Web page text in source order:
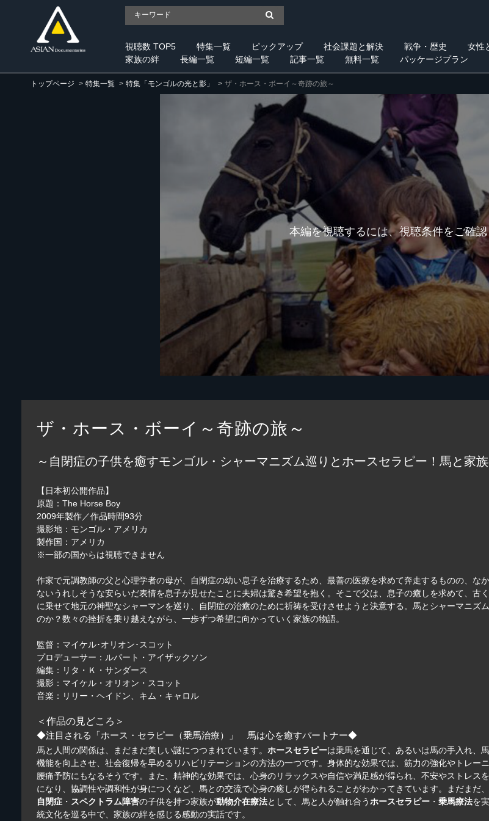
視聴数 TOP5 特集一覧 ピックアップ 社会課題と解決 戦争・歴史 女性
家族の絆
長編一覧 短編一覧 記事一覧 無料一覧 パッケージプラン
トップページ 特集一覧 特集「モンゴルの光と影」 ザ・ホース・ボーイ～奇跡の旅～
本編を視聴するには、視聴条件をご確
ザ・ホース・ボーイ～奇跡の旅～
～自閉症の子供を癒すモンゴル・シャーマニズム巡りとホースセラピー！馬と家
【日本初公開作品】
原題：The Horse Boy
2009年製作／作品時間93分
撮影地：モンゴル・アメリカ
製作国：アメリカ
※一部の国からは視聴できません
作家で元調教師の父と心理学者の母が、自閉症の幼い息子を治療するため、最善の医療を求めて奔走するものの、
ないうれしそうな安らいだ表情を息子が見せたことに夫婦は驚き希望を抱く。そこで父は、息子の癒しを求めて、
に乗せて地元の神聖なシャーマンを巡り、自閉症の治癒のために祈祷を受けさせようと決意する。馬とシャーマニ
のか？数々の挫折を乗り越えながら、一歩ずつ希望に向かっていく家族の物語。
監督：マイケル･オリオン･スコット
プロデューサー：ルパート・アイザックソン
編集：リタ・Ｋ・サンダース
撮影：マイケル・オリオン・スコット
音楽：リリー・ヘイドン、キム・キャロル
＜作品の見どころ＞
◆注目される「ホース・セラピー（乗馬治療）」 馬は心を癒すパートナー◆
馬と人間の関係は、まだまだ美しい謎につつまれています。ホースセラピーは乗馬を通じて、あるいは馬の手入れ、
機能を向上させ、社会復帰を早めるリハビリテーションの方法の一つです。身体的な効果では、筋力の強化やトレー
腰痛予防にもなるそうです。また、精神的な効果では、心身のリラックスや自信や満足感が得られ、不安やストレ
になり、協調性や調和性が身につくなど、馬との交流で心身の癒しが得られることがわかってきています。まだまだ
自閉症 ・ スペクトラム障害の子供を持つ家族が動物介在療法として、馬と人が触れ合うホースセラピー ・乗馬療法を
統文化を巡る中で、家族の絆を感じる感動の実話です。